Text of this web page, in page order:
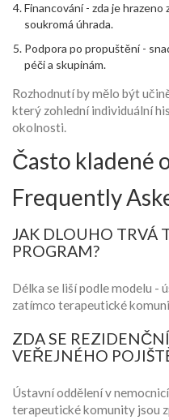
Financování - zda je
soukromá úhrada.
Podpora po propuštění -
péči a skupinám.
Rozhodnutí by mělo být
který zohlední individuální
okolnosti.
Často kladené
Frequently
JAK DLOUHO TRVÁ
PROGRAM?
Délka se liší podle modelu -
zatímco terapeutické
ZDA SE
VEŘEJNÉHO
Ústavní oddělení v
terapeutické komunity jsou